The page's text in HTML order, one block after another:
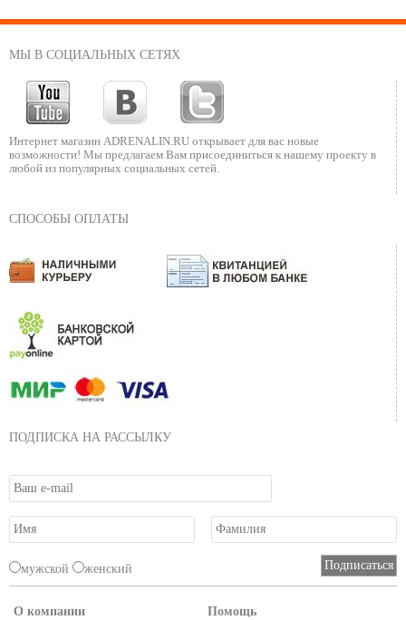
МЫ В СОЦИАЛЬНЫХ СЕТЯХ
Интернет магазин ADRENALIN.RU открывает для вас новые
возможности! Мы предлагаем Вам присоединиться к нашему проекту в
любой из популярных социальных сетей.
СПОСОБЫ ОПЛАТЫ
ПОДПИСКА НА РАССЫЛКУ
мужской женский
О компании Помощь